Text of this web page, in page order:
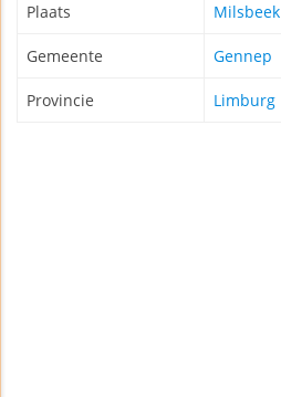
Plaats Milsbeek
Gemeente Gennep
Provincie Limburg